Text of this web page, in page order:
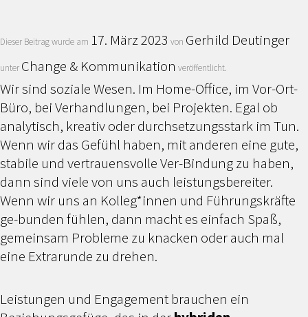
Dieser Beitrag wurde am 17. März 2023 von Gerhild Deutinger
unter Change & Kommunikation veröffentlicht.
Wir sind soziale Wesen. Im Home-Office, im Vor-Ort-
Büro, bei Verhandlungen, bei Projekten. Egal ob
analytisch, kreativ oder durchsetzungsstark im Tun.
Wenn wir das Gefühl haben, mit anderen eine gute,
stabile und vertrauensvolle Ver-Bindung zu haben,
dann sind viele von uns auch leistungsbereiter.
Wenn wir uns an Kolleg*innen und Führungskräfte
ge-bunden fühlen, dann macht es einfach Spaß,
gemeinsam Probleme zu knacken oder auch mal
eine Extrarunde zu drehen.
Leistungen und Engagement brauchen ein